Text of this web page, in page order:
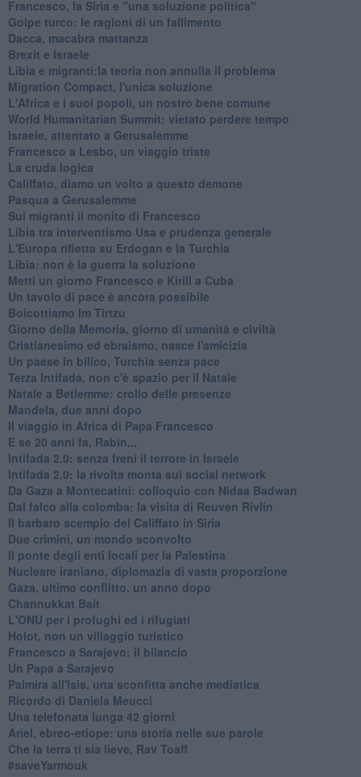
Francesco, la Siria e "una soluzione politica"
Golpe turco: le ragioni di un fallimento
Dacca, macabra mattanza
Brexit e Israele
Libia e migranti:la teoria non annulla il problema
Migration Compact, l'unica soluzione
L'Africa e i suoi popoli, un nostro bene comune
World Humanitarian Summit: vietato perdere tempo
Israele, attentato a Gerusalemme
Francesco a Lesbo, un viaggio triste
La cruda logica
Califfato, diamo un volto a questo demone
Pasqua a Gerusalemme
Sui migranti il monito di Francesco
Libia tra interventismo Usa e prudenza generale
L'Europa rifletta su Erdogan e la Turchia
Libia: non è la guerra la soluzione
Metti un giorno Francesco e Kirill a Cuba
Un tavolo di pace è ancora possibile
Boicottiamo Im Tirtzu
Giorno della Memoria, giorno di umanità e civiltà
Cristianesimo ed ebraismo, nasce l'amicizia
Un paese in bilico, Turchia senza pace
Terza Intifada, non c'è spazio per il Natale
Natale a Betlemme: crollo delle presenze
Mandela, due anni dopo
Il viaggio in Africa di Papa Francesco
E se 20 anni fa, Rabin...
Intifada 2.0: senza freni il terrore in Israele
Intifada 2.0: la rivolta monta sui social network
Da Gaza a Montecatini: colloquio con Nidaa Badwan
Dal falco alla colomba: la visita di Reuven Rivlin
Il barbaro scempio del Califfato in Siria
Due crimini, un mondo sconvolto
Il ponte degli enti locali per la Palestina
Nucleare iraniano, diplomazia di vasta proporzione
Gaza, ultimo conflitto, un anno dopo
Channukkat Bait
L'ONU per i profughi ed i rifugiati
Holot, non un villaggio turistico
Francesco a Sarajevo: il bilancio
Un Papa a Sarajevo
Palmira all'Isis, una sconfitta anche mediatica
Ricordo di Daniela Meucci
​Una telefonata lunga 42 giorni
​Ariel, ebreo-etiope: una storia nelle sue parole
Che la terra ti sia lieve, Rav Toaff
​#saveYarmouk